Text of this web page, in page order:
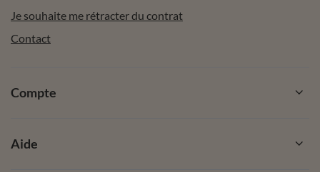
Je souhaite me rétracter du contrat
Contact
Compte
Aide